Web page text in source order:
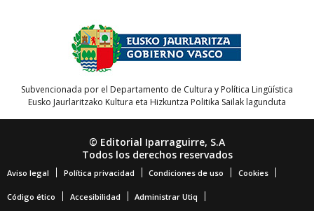
Subvencionada por el Departamento de Cultura y Política Lingüística
Eusko Jaurlaritzako Kultura eta Hizkuntza Politika Sailak lagunduta
© Editorial Iparraguirre, S.A
Todos los derechos reservados
Aviso legal Política privacidad Condiciones de uso Cookies
Código ético Accesibilidad Administrar Utiq